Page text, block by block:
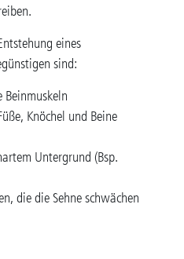
eines
sind:
Beinmuskeln
Knöchel und Beine
Untergrund (Bsp.
die die Sehne schwächen